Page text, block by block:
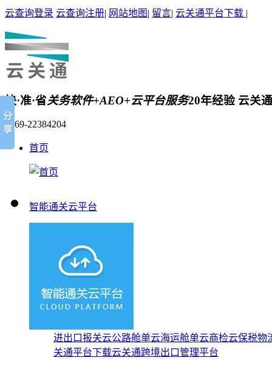
云查询登录 云查询注册| 网站地图 | 留言| 云关通平台下载 |
快·准·省关务软件+AEO+云平台服务20年经验 云关
0769-22384204
首页
智能通关云平台
进出口报关云公路舱单云海运舱单云商检云保税物
关通平台下载云关通跨境出口管理平台